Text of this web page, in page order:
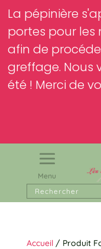
La pépinière
portes pour les
afin de
greffage. Nous
été ! Merci de
Menu
Accueil/ Produit